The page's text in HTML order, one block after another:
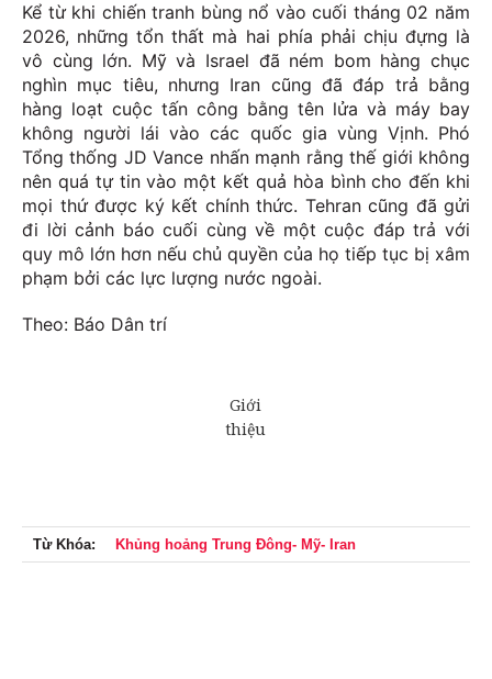
Kể từ khi chiến tranh bùng nổ vào cuối tháng 02 năm
2026, những tổn thất mà hai phía phải chịu đựng là
vô cùng lớn. Mỹ và Israel đã ném bom hàng chục
nghìn mục tiêu, nhưng Iran cũng đã đáp trả bằng
hàng loạt cuộc tấn công bằng tên lửa và máy bay
không người lái vào các quốc gia vùng Vịnh. Phó
Tổng thống JD Vance nhấn mạnh rằng thế giới không
nên quá tự tin vào một kết quả hòa bình cho đến khi
mọi thứ được ký kết chính thức. Tehran cũng đã gửi
đi lời cảnh báo cuối cùng về một cuộc đáp trả với
quy mô lớn hơn nếu chủ quyền của họ tiếp tục bị xâm
phạm bởi các lực lượng nước ngoài.
Theo: Báo Dân trí
Từ Khóa: Khủng hoảng Trung Đông- Mỹ- Iran